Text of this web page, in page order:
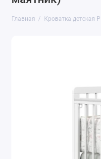
Главная Кроватка детская